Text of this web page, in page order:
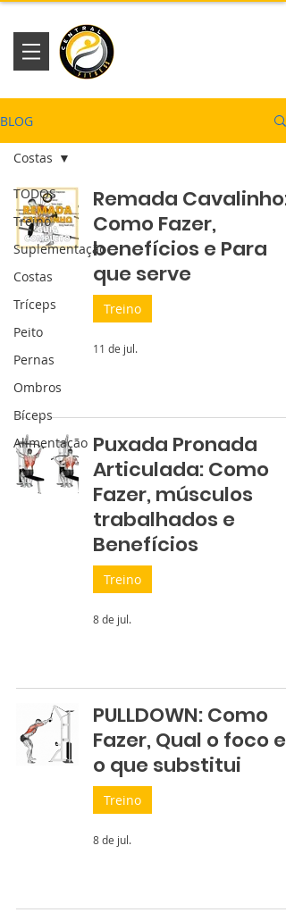
BLOG
TODOS
Treino
Suplementação
Costas
Tríceps
Peito
Pernas
Ombros
Bíceps
Alimentação
Costas
Remada Cavalinho:
Como Fazer,
benefícios e Para
que serve
Treino
11 de jul.
Puxada Pronada
Articulada: Como
Fazer, músculos
trabalhados e
Benefícios
Treino
8 de jul.
PULLDOWN: Como
Fazer, Qual o foco e
o que substitui
Treino
8 de jul.